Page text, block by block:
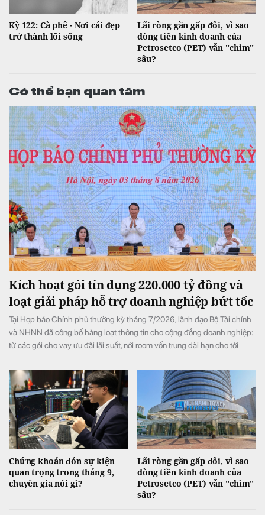
Kỳ 122: Cà phê - Nơi cái đẹp
trở thành lối sống
Lãi ròng gần gấp đôi, vì sao
dòng tiền kinh doanh của
Petrosetco (PET) vẫn "chìm"
sâu?
Có thể bạn quan tâm
Kích hoạt gói tín dụng 220.000 tỷ đồng và
loạt giải pháp hỗ trợ doanh nghiệp bứt tốc
Tại Họp báo Chính phủ thường kỳ tháng 7/2026, lãnh đạo Bộ Tài chính
và NHNN đã công bố hàng loạt thông tin cho cộng đồng doanh nghiệp:
từ các gói cho vay ưu đãi lãi suất, nới room vốn trung dài hạn cho tới
tế.
Chứng khoán đón sự kiện
quan trọng trong tháng 9,
chuyên gia nói gì?
Lãi ròng gần gấp đôi, vì sao
dòng tiền kinh doanh của
Petrosetco (PET) vẫn "chìm"
sâu?